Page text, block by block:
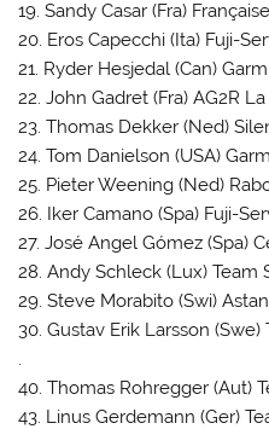
19. Sandy Casar (Fra)
20. Eros Capecchi (Ita) Fuji-
21. Ryder Hesjedal (Can)
22. John Gadret (Fra) AG2R
23. Thomas Dekker (Ned)
24. Tom Danielson (USA)
25. Pieter Weening (Ned)
26. Iker Camano (Spa) Fuji-
27. José Angel Gómez (Spa)
28. Andy Schleck (Lux) Team
29. Steve Morabito (Swi)
30. Gustav Erik Larsson (Swe)
.
40. Thomas Rohregger (Aut)
43. Linus Gerdemann (Ger)